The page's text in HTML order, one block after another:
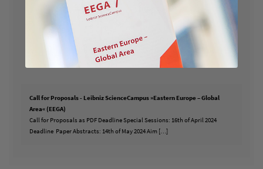
Call for Proposals - Leibniz ScienceCampus »Eastern Europe – Global
Area« (EEGA)
Call for Proposals as PDF Deadline Special Sessions: 16th of April 2024
Deadline Paper Abstracts: 14th of May 2024 Aim […]